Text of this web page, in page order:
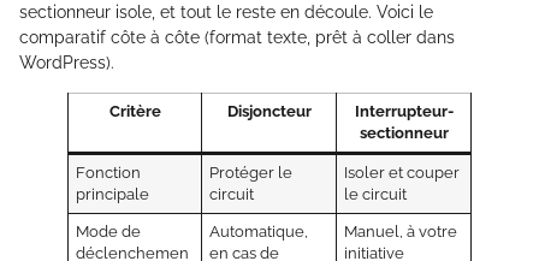
sectionneur isole, et tout le reste en découle. Voici le
comparatif côte à côte (format texte, prêt à coller dans
WordPress).
Critère Disjoncteur
Interrupteur-
sectionneur
Fonction
principale
Protéger le
circuit
Isoler et couper
le circuit
Mode de
déclenchemen
Automatique,
en cas de
Manuel, à votre
initiative